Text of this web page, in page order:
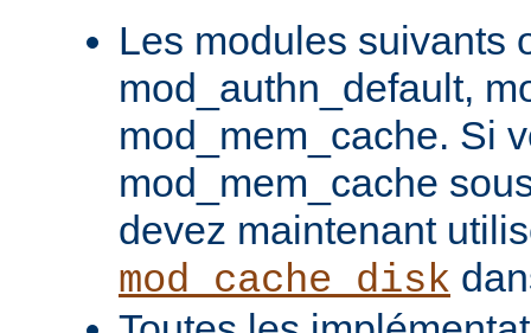
Les modules suivants
mod_authn_default,
mod_mem_cache. Si
mod_mem_cache
devez maintenant
mod_cache_disk